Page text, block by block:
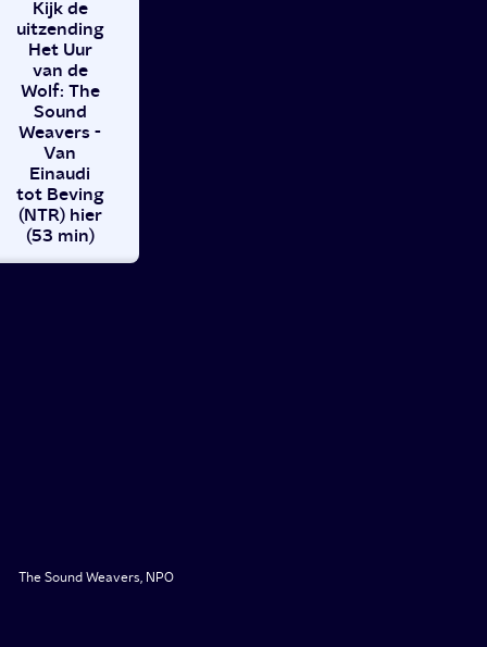
Kijk de
uitzending
Het Uur
van de
Wolf: The
Sound
Weavers -
Van
Einaudi
tot Beving
(NTR) hier
(53 min)
The Sound Weavers, NPO